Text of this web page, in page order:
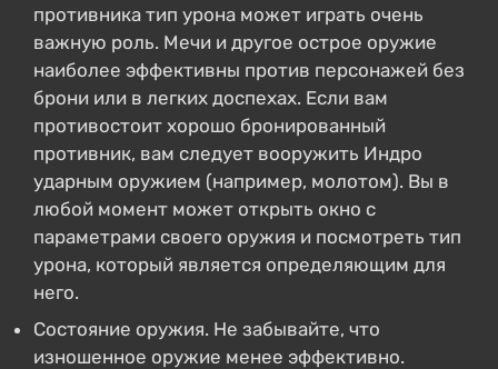
противника тип урона может играть очень
важную роль. Мечи и другое острое оружие
наиболее эффективны против персонажей без
брони или в легких доспехах. Если вам
противостоит хорошо бронированный
противник, вам следует вооружить Индро
ударным оружием (например, молотом). Вы в
любой момент может открыть окно с
параметрами своего оружия и посмотреть тип
урона, который является определяющим для
него.
Состояние оружия. Не забывайте, что
изношенное оружие менее эффективно.